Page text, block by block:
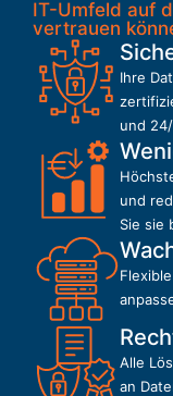
IT-Umfeld auf
vertrauen
Ihre
und
und
Sie sie
Alle
an